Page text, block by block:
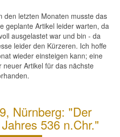
den letzten Monaten musste das
geplante Artikel leider warten, da
ausgelastet war und bin - da
leider den Kürzeren. Ich hoffe
wieder einsteigen kann; eine
Artikel für das nächste
Nürnberg: "Der
536 n.Chr."